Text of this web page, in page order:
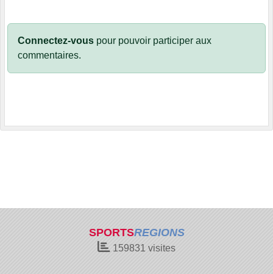
Connectez-vous pour pouvoir participer aux
commentaires.
SPORTSREGIONS
159831 visites